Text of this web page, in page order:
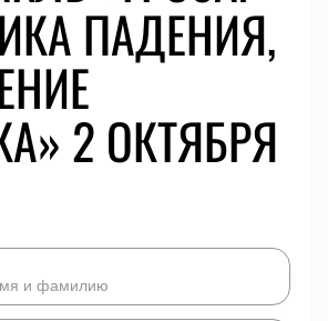
ПАДЕНИЯ,
2 ОКТЯБРЯ